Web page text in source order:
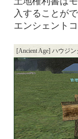
入することが
エンシェント
[Ancient Age] ハウジ